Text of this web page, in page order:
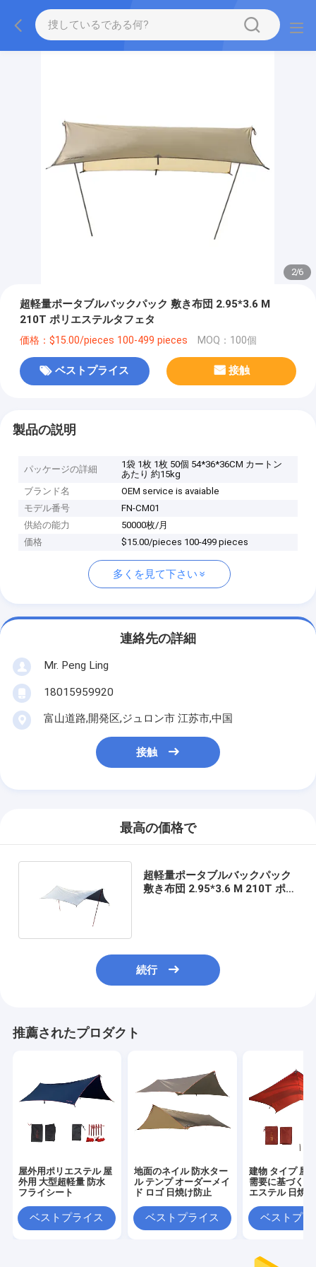
2/6
超軽量ポータブルバックパック 敷き布団 2.95*3.6 M
210T ポリエステルタフェタ
価格：$15.00/pieces 100-499 pieces MOQ：100個
ベストプライス 接触
製品の説明
パッケージの詳細
1袋 1枚 1枚 50個 54*36*36CM カートン
あたり 約15kg
ブランド名
OEM service is avaiable
モデル番号
FN-CM01
供給の能力
50000枚/月
価格
$15.00/pieces 100-499 pieces
多くを見て下さい
連絡先の詳細
Mr. Peng Ling
18015959920
富山道路,開発区,ジュロン市 江苏市,中国
接触
最高の価格で
超軽量ポータブルバックパック
敷き布団 2.95*3.6 M 210T ポリ
続行
推薦されたプロダクト
屋外用ポリエステル 屋
外用 大型超軽量 防水
フライシート
ベストプライス
地面のネイル 防水ター
ル テンプ オーダーメイ
ド ロゴ 日焼け防止
ベストプライス
建物 タイプ 屋
需要に基づく建
エステル 日焼
ベストプラ